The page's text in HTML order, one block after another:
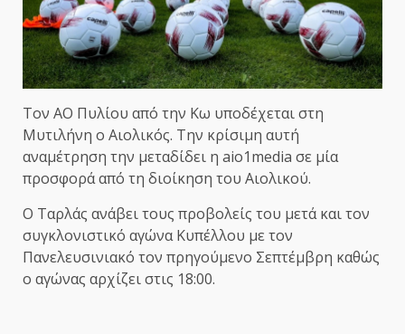
Τον ΑΟ Πυλίου από την Κω υποδέχεται στη
Μυτιλήνη ο Αιολικός. Την κρίσιμη αυτή
αναμέτρηση την μεταδίδει η aio1media σε μία
προσφορά από τη διοίκηση του Αιολικού.
Ο Ταρλάς ανάβει τους προβολείς του μετά και τον
συγκλονιστικό αγώνα Κυπέλλου με τον
Πανελευσινιακό τον πρηγούμενο Σεπτέμβρη καθώς
ο αγώνας αρχίζει στις 18:00.